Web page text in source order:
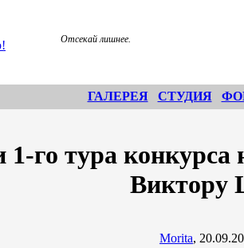
Отсекай лишнее.
ГАЛЕРЕЯ СТУДИЯ
1-го тура
Виктору
Morita,